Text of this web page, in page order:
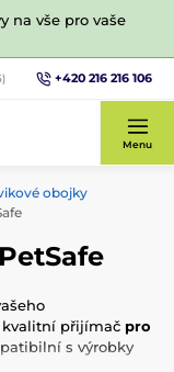
na vše pro vaše
+420 216 216 106
Menu
obojky
kvalitní přijímač pro
s výrobky